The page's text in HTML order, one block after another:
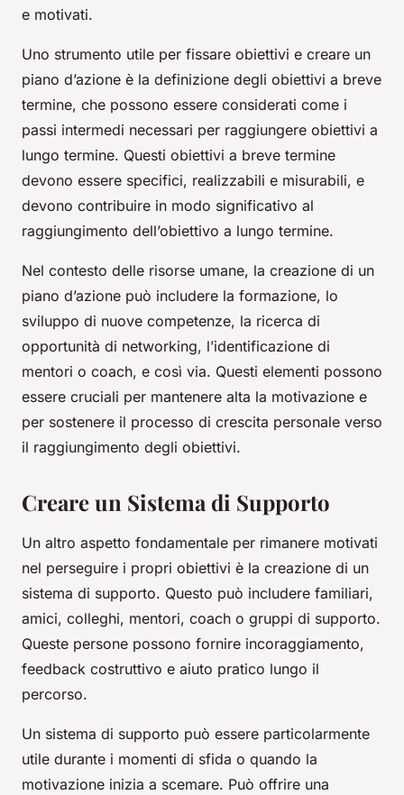
e motivati.
Uno strumento utile per fissare obiettivi e creare un
piano d’azione è la definizione degli obiettivi a breve
termine, che possono essere considerati come i
passi intermedi necessari per raggiungere obiettivi a
lungo termine. Questi obiettivi a breve termine
devono essere specifici, realizzabili e misurabili, e
devono contribuire in modo significativo al
raggiungimento dell’obiettivo a lungo termine.
Nel contesto delle risorse umane, la creazione di un
piano d’azione può includere la formazione, lo
sviluppo di nuove competenze, la ricerca di
opportunità di networking, l’identificazione di
mentori o coach, e così via. Questi elementi possono
essere cruciali per mantenere alta la motivazione e
per sostenere il processo di crescita personale verso
il raggiungimento degli obiettivi.
Creare un Sistema di Supporto
Un altro aspetto fondamentale per rimanere motivati
nel perseguire i propri obiettivi è la creazione di un
sistema di supporto. Questo può includere familiari,
amici, colleghi, mentori, coach o gruppi di supporto.
Queste persone possono fornire incoraggiamento,
feedback costruttivo e aiuto pratico lungo il
percorso.
Un sistema di supporto può essere particolarmente
utile durante i momenti di sfida o quando la
motivazione inizia a scemare. Può offrire una